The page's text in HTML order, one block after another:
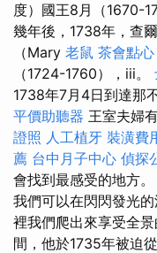
度）國王8月（1670-
幾年後，1738年，查
（Mary 老鼠 茶會點心
（1724-1760），iii。
1738年7月4日到達那
平價助聽器 王室夫婦
證照 人工植牙 裝潢費
薦 台中月子中心 偵探
會找到最感受的地方。
我們可以在閃閃發光
裡我們爬出來享受全
間，他於1735年被迫